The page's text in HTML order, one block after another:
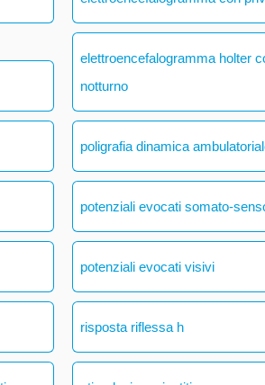
elettroencefalogramma holter
notturno
poligrafia dinamica
potenziali evocati somato-
potenziali evocati visivi
risposta riflessa h